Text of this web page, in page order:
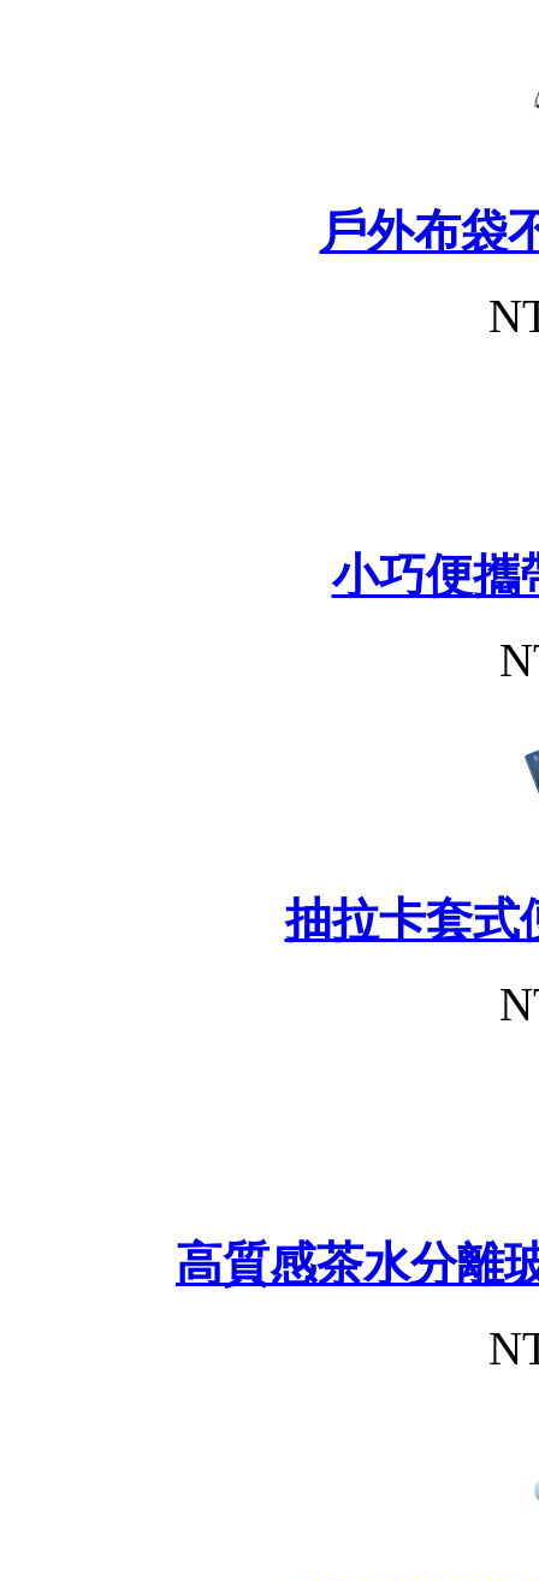
戶外布袋
小巧便攜
抽拉卡套式
高質感茶水分離